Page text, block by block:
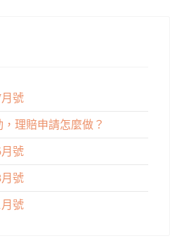
月號
理賠申請怎麼做？
月號
月號
月號